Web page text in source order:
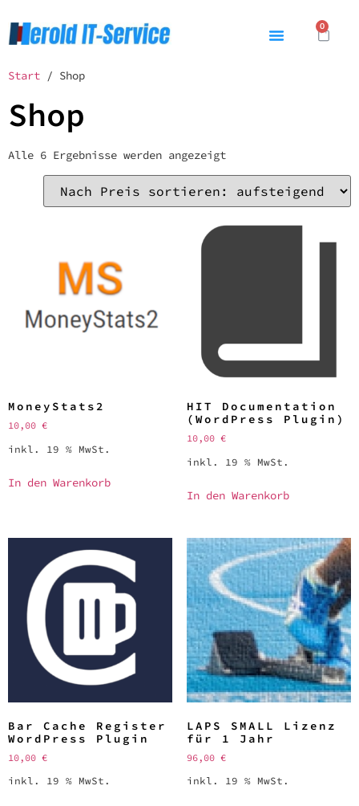
0
Start / Shop
Shop
Alle 6 Ergebnisse werden angezeigt
MoneyStats2
10,00 €
inkl. 19 % MwSt.
In den Warenkorb
HIT Documentation
(WordPress Plugin)
10,00 €
inkl. 19 % MwSt.
In den Warenkorb
Bar Cache Register
WordPress Plugin
10,00 €
inkl. 19 % MwSt.
LAPS SMALL Lizenz
für 1 Jahr
96,00 €
inkl. 19 % MwSt.